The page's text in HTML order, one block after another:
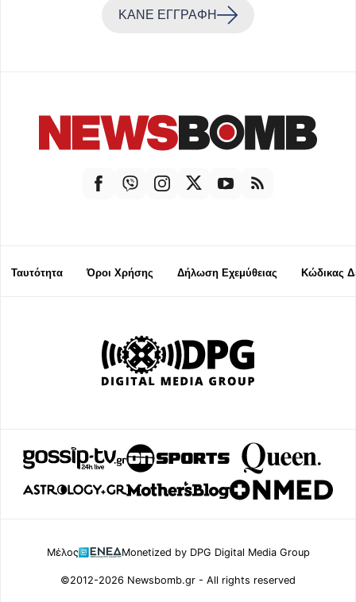
ΚΑΝΕ ΕΓΓΡΑΦΗ
Ταυτότητα Όροι Χρήσης Δήλωση Εχεμύθειας Κώδικας
Μέλος Monetized by DPG Digital Media Group
©2012-2026 Newsbomb.gr - All rights reserved